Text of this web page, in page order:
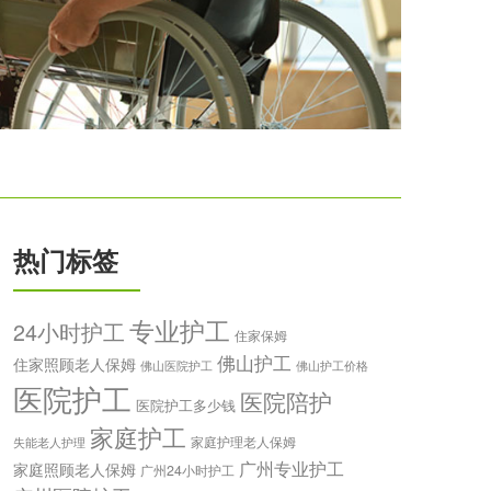
热门标签
24小时护工专业护工 住家保姆
住家照顾老人保姆 佛山医院护工 佛山护工 佛山护工价格
医院护工 医院护工多少钱 医院陪护
失能老人护理 家庭护工 家庭护理老人保姆
家庭照顾老人保姆 广州24小时护工 广州专业护工